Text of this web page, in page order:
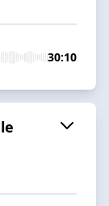
30:10